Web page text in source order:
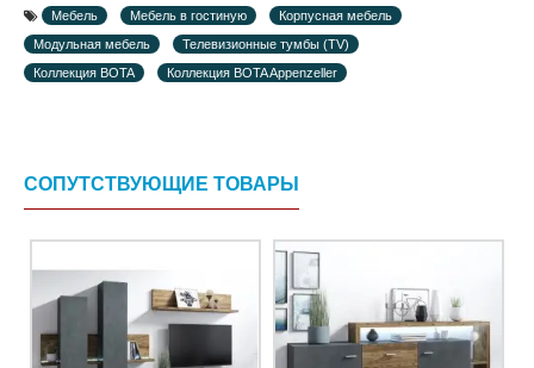
Мебель Мебель в гостиную
Корпусная мебель
Модульная мебель
Телевизионные тумбы (TV)
Коллекция BOTA
Коллекция BOTA Appenzeller
СОПУТСТВУЮЩИЕ ТОВАРЫ